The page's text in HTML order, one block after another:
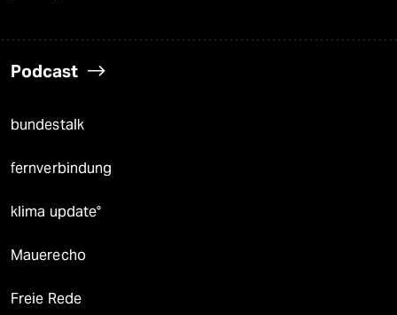
Podcast
bundestalk
fernverbindung
klima update°
Mauerecho
Freie Rede